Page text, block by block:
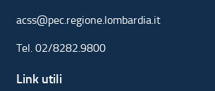
acss@pec.regione.lombardia.it
Tel.02/8282.9800
Link utili